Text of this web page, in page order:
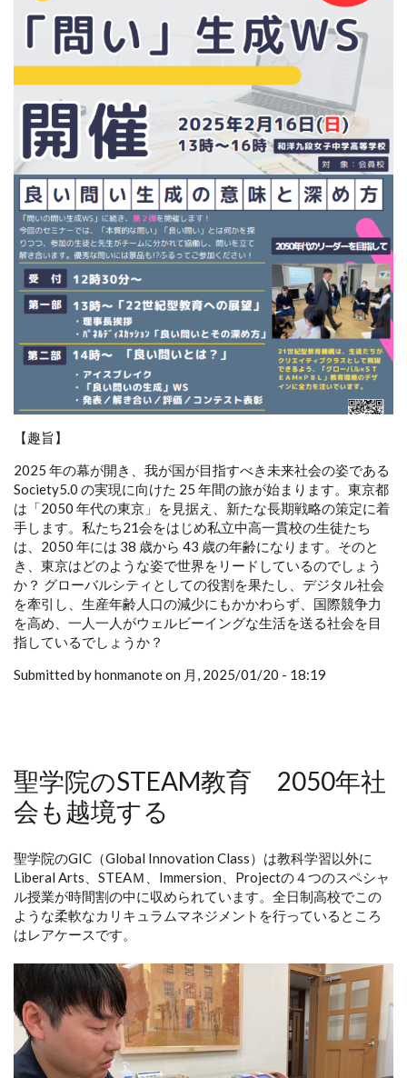
【趣旨】
2025 年の幕が開き、我が国が目指すべき未来社会の姿である
Society5.0 の実現に向けた 25 年間の旅が始まります。東京都
は「2050 年代の東京」を見据え、新たな長期戦略の策定に着
手します。私たち21会をはじめ私立中高一貫校の生徒たち
は、2050 年には 38 歳から 43 歳の年齢になります。そのと
き、東京はどのような姿で世界をリードしているのでしょう
か？ グローバルシティとしての役割を果たし、デジタル社会
を牽引し、生産年齢人口の減少にもかかわらず、国際競争力
を高め、一人一人がウェルビーイングな生活を送る社会を目
指しているでしょうか？
Submitted by honmanote on 月, 2025/01/20 - 18:19
聖学院のSTEAM教育 2050年社
会も越境する
聖学院のGIC（Global Innovation Class）は教科学習以外に
Liberal Arts、STEAＭ、Immersion、Projectの４つのスペシャ
ル授業が時間割の中に収められています。全日制高校でこの
ような柔軟なカリキュラムマネジメントを行っているところ
はレアケースです。